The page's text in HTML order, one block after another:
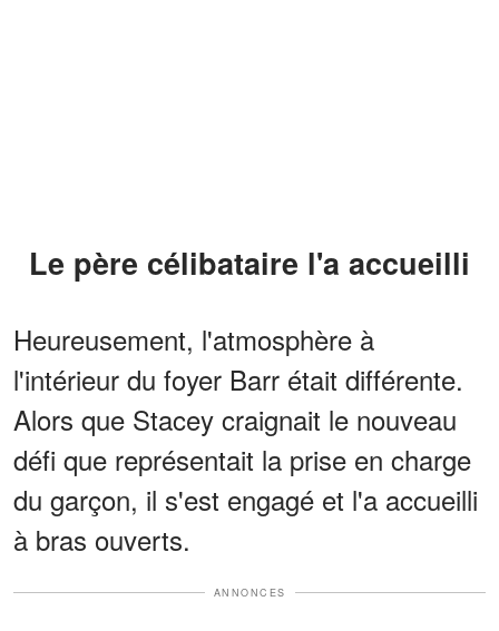
Le père célibataire l'a accueilli
Heureusement, l'atmosphère à
l'intérieur du foyer Barr était différente.
Alors que Stacey craignait le nouveau
défi que représentait la prise en charge
du garçon, il s'est engagé et l'a accueilli
à bras ouverts.
ANNONCES